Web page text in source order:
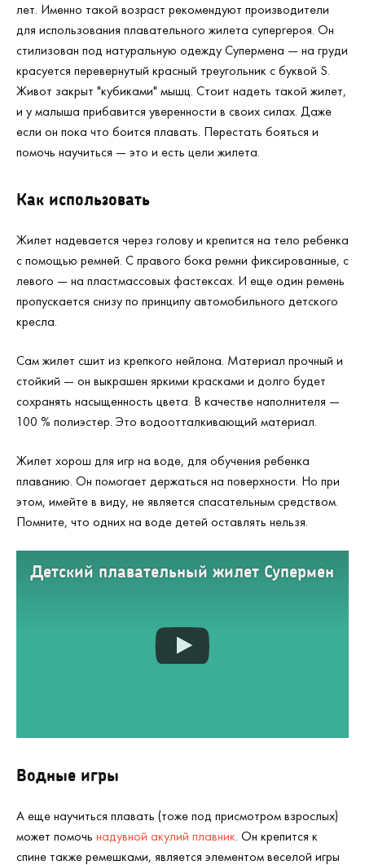
лет. Именно такой возраст рекомендуют производители
для использования плавательного жилета супергероя. Он
стилизован под натуральную одежду Супермена — на груди
красуется перевернутый красный треугольник с буквой S.
Живот закрыт "кубиками" мышц. Стоит надеть такой жилет,
и у малыша прибавится уверенности в своих силах. Даже
если он пока что боится плавать. Перестать бояться и
помочь научиться — это и есть цели жилета.
Как использовать
Жилет надевается через голову и крепится на тело ребенка
с помощью ремней. С правого бока ремни фиксированные, с
левого — на пластмассовых фастексах. И еще один ремень
пропускается снизу по принципу автомобильного детского
кресла.
Сам жилет сшит из крепкого нейлона. Материал прочный и
стойкий — он выкрашен яркими красками и долго будет
сохранять насыщенность цвета. В качестве наполнителя —
100 % полиэстер. Это водоотталкивающий материал.
Жилет хорош для игр на воде, для обучения ребенка
плаванию. Он помогает держаться на поверхности. Но при
этом, имейте в виду, не является спасательным средством.
Помните, что одних на воде детей оставлять нельзя.
Детский плавательный жилет Супермен
Водные игры
А еще научиться плавать (тоже под присмотром взрослых)
может помочь надувной акулий плавник. Он крепится к
спине также ремешками, является элементом веселой игры